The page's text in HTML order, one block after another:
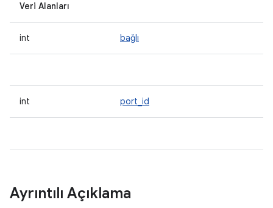
Veri Alanları
int bağlı
int port_id
Ayrıntılı Açıklama